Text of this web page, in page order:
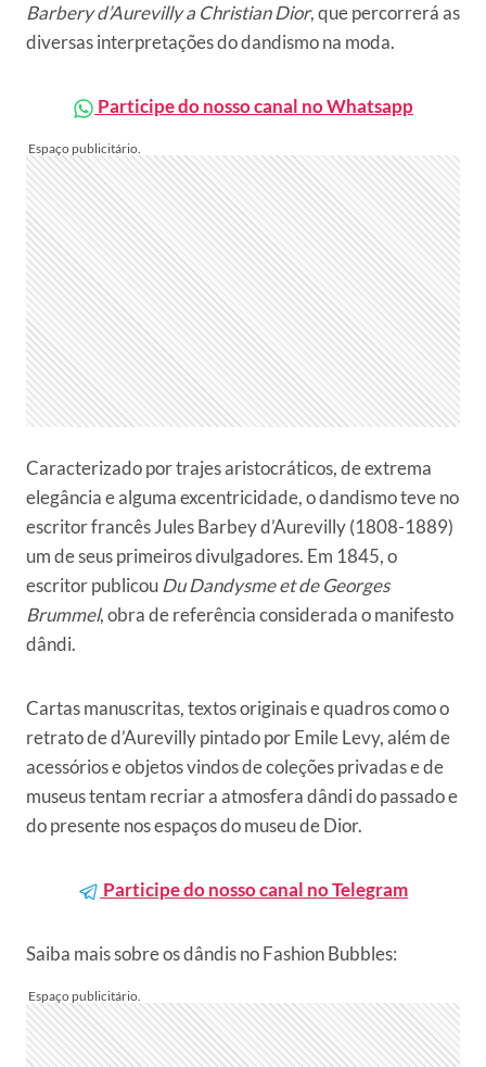
Barbery d’Aurevilly a Christian Dior, que percorrerá as
diversas interpretações do dandismo na moda.
Participe do nosso canal no Whatsapp
Caracterizado por trajes aristocráticos, de extrema
elegância e alguma excentricidade, o dandismo teve no
escritor francês Jules Barbey d’Aurevilly (1808-1889)
um de seus primeiros divulgadores. Em 1845, o
escritor publicouDu Dandysme et de Georges
Brummel, obra de referência considerada o manifesto
dândi.
Cartas manuscritas, textos originais e quadros como o
retrato de d’Aurevilly pintado por Emile Levy, além de
acessórios e objetos vindos de coleções privadas e de
museus tentam recriar a atmosfera dândi do passado e
do presente nos espaços do museu de Dior.
Participe do nosso canal no Telegram
Saiba mais sobre os dândis no Fashion Bubbles: